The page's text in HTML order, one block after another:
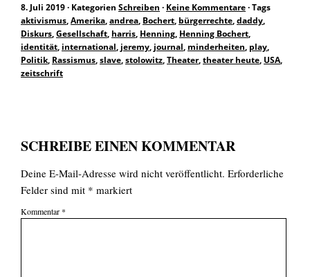
8. Juli 2019· Kategorien Schreiben · Keine Kommentare·Tags
aktivismus,Amerika,andrea, Bochert, bürgerrechte,daddy,
Diskurs,Gesellschaft, harris, Henning, Henning Bochert,
identität, international, jeremy, journal, minderheiten, play,
Politik, Rassismus,slave,stolowitz,Theater,theater heute, USA,
zeitschrift
SCHREIBE EINEN KOMMENTAR
Deine E-Mail-Adresse wird nicht veröffentlicht. Erforderliche
Felder sind mit * markiert
Kommentar *